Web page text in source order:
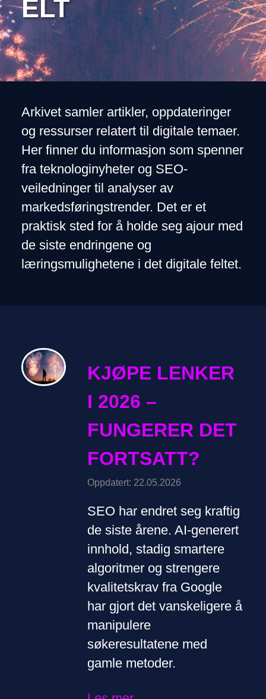
ELT
Arkivet samler artikler, oppdateringer
og ressurser relatert til digitale temaer.
Her finner du informasjon som spenner
fra teknologinyheter og SEO-
veiledninger til analyser av
markedsføringstrender. Det er et
praktisk sted for å holde seg ajour med
de siste endringene og
læringsmulighetene i det digitale feltet.
KJØPE LENKER
I 2026 –
FUNGERER DET
FORTSATT?
Oppdatert: 22.05.2026
SEO har endret seg kraftig
de siste årene. AI-generert
innhold, stadig smartere
algoritmer og strengere
kvalitetskrav fra Google
har gjort det vanskeligere å
manipulere
søkeresultatene med
gamle metoder.